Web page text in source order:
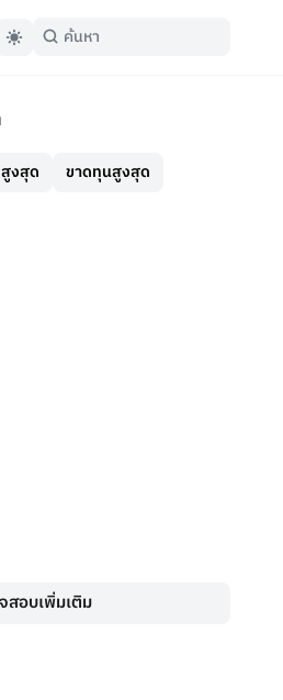
งสุด ขาดทุนสูงสุด
สอบเพิ่มเติม